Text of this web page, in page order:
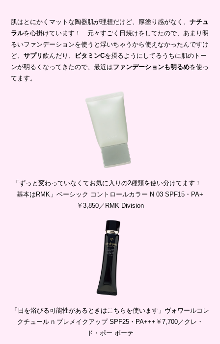
肌はとにかくマットな陶器肌が理想だけど、厚塗り感がなく、ナチュ
ラルを心掛けています！ 元々すごく日焼けをしてたので、あまり明
るいファンデーションを使うと浮いちゃうから使えなかったんですけ
ど、サプリ飲んだり、 ビタミンCを摂るようにしてるうちに肌のトー
ンが明るくなってきたので、最近はファンデーションも明るめを使っ
てます。
「ずっと変わっていなくてお気に入りの2種類を使い分けてます！
基本はRMK」ベーシック コントロールカラー N 03 SPF15・PA+
￥3,850／RMK Division
「日を浴びる可能性があるときはこちらを使います」ヴォワールコレ
クチュール n プレメイクアップ SPF25・PA+++￥7,700／クレ・
ド・ポー ボーテ